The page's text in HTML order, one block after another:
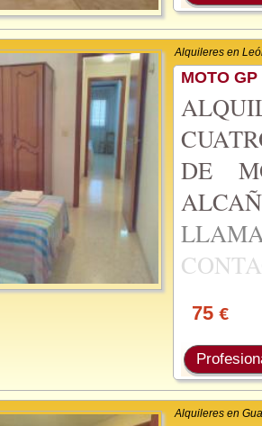
Alquileres en
MOTO
DE
75 €
Alquileres en